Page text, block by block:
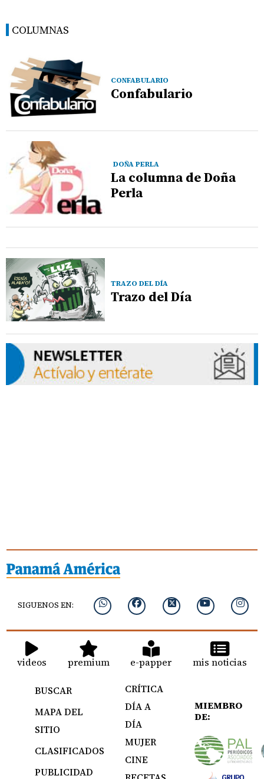
COLUMNAS
CONFABULARIO
Confabulario
DOÑA PERLA
La columna de Doña
Perla
TRAZO DEL DÍA
Trazo del Día
SIGUENOS EN:
videos premium e-papper mis noticias
BUSCAR
MAPA DEL
SITIO
CLASIFICADOS
PUBLICIDAD
CRÍTICA
DÍA A
DÍA
MUJER
CINE
MIEMBRO
DE: